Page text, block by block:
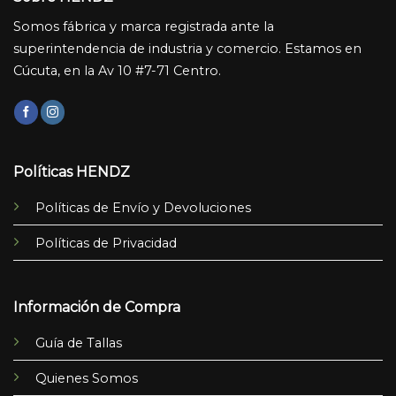
Somos fábrica y marca registrada ante la
superintendencia de industria y comercio. Estamos en
Cúcuta, en la Av 10 #7-71 Centro.
Políticas HENDZ
Políticas de Envío y Devoluciones
Políticas de Privacidad
Información de Compra
Guía de Tallas
Quienes Somos